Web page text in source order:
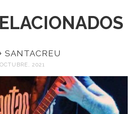
SANTACREU
2021